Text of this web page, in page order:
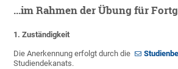
...im Rahmen der Übung für
1. Zuständigkeit
Die Anerkennung erfolgt durch die
Studiendekanats.